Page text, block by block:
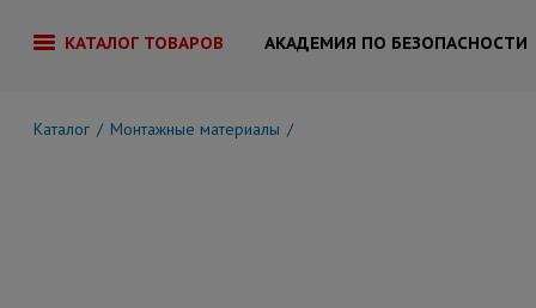
КАТАЛОГ ТОВАРОВ АКАДЕМИЯ ПО БЕЗОПАСНОСТИ
Каталог Монтажные материалы